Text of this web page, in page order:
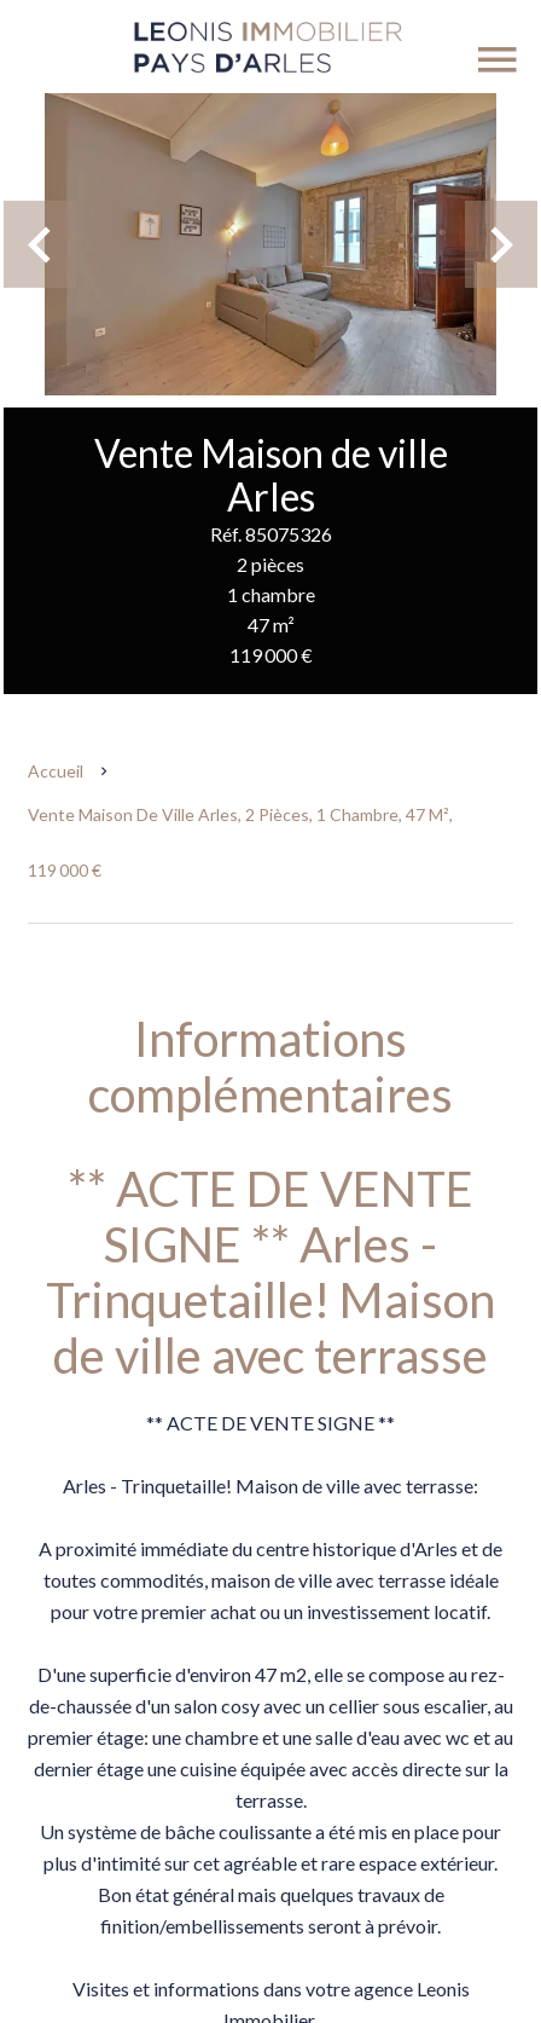
Vente Maison de ville
Arles
Réf. 85075326
2 pièces
1 chambre
47 m²
119 000 €
Accueil
Vente Maison De Ville Arles, 2 Pièces, 1 Chambre, 47 M²,
119 000 €
Informations
complémentaires
** ACTE DE VENTE
SIGNE ** Arles -
Trinquetaille! Maison
de ville avec terrasse
** ACTE DE VENTE SIGNE **
Arles - Trinquetaille! Maison de ville avec terrasse:
A proximité immédiate du centre historique d'Arles et de
toutes commodités, maison de ville avec terrasse idéale
pour votre premier achat ou un investissement locatif.
D'une superficie d'environ 47 m2, elle se compose au rez-
de-chaussée d'un salon cosy avec un cellier sous escalier, au
premier étage: une chambre et une salle d'eau avec wc et au
dernier étage une cuisine équipée avec accès directe sur la
terrasse.
Un système de bâche coulissante a été mis en place pour
plus d'intimité sur cet agréable et rare espace extérieur.
Bon état général mais quelques travaux de
finition/embellissements seront à prévoir.
Visites et informations dans votre agence Leonis